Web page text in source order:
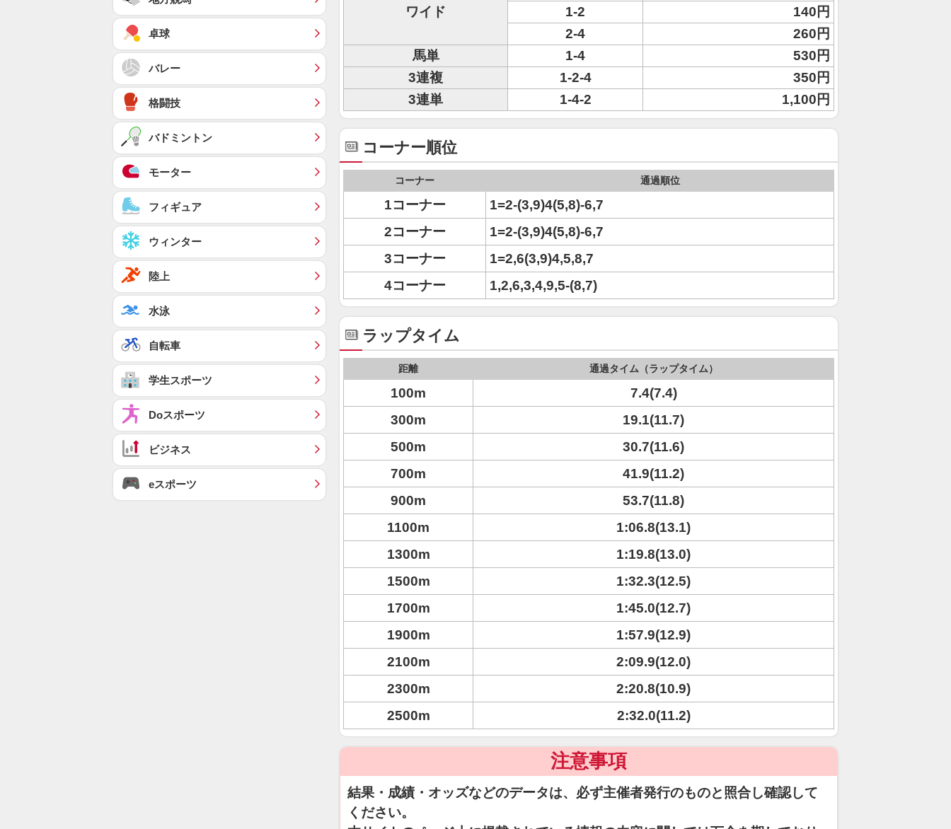
ワイド
1-2
140円
2-4
260円
馬単
1-4
530円
3連複
1-2-4
350円
3連単
1-4-2 1,100円
コーナー順位
コーナー 通過順位
1コーナー
1=2-(3,9)4(5,8)-6,7
2コーナー
1=2-(3,9)4(5,8)-6,7
3コーナー
1=2,6(3,9)4,5,8,7
4コーナー
1,2,6,3,4,9,5-(8,7)
ラップタイム
距離 通過タイム（ラップタイム）
100m
7.4(7.4)
300m
19.1(11.7)
500m
30.7(11.6)
700m
41.9(11.2)
900m
53.7(11.8)
1100m
1:06.8(13.1)
1300m
1:19.8(13.0)
1500m
1:32.3(12.5)
1700m
1:45.0(12.7)
1900m
1:57.9(12.9)
2100m
2:09.9(12.0)
2300m
2:20.8(10.9)
2500m
2:32.0(11.2)
注意事項
結果・成績・オッズなどのデータは、必ず主催者発行のものと照合し確認して
ください。
卓球
バレー
格闘技
バドミントン
モーター
フィギュア
ウィンター
陸上
水泳
自転車
学生スポーツ
Doスポーツ
ビジネス
eスポーツ